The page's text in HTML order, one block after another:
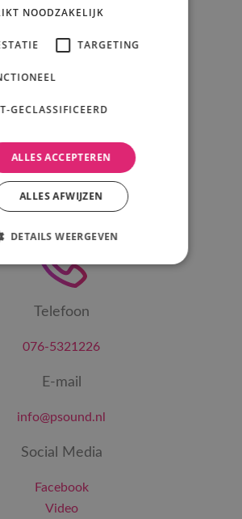
Korte Bunder 5
KvK: 93525508
Telefoon
076-5321226
E-mail
info@psound.nl
Social Media
Facebook
Video
NOODZAKELIJK
TARGETING
GECLASSIFICEERD
ALLES ACCEPTEREN
ALLES AFWIJZEN
DETAILS WEERGEVEN